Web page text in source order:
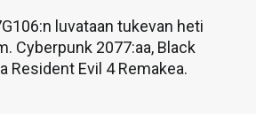
luvataan tukevan heti
Cyberpunk 2077:aa, Black
Resident Evil 4 Remakea.